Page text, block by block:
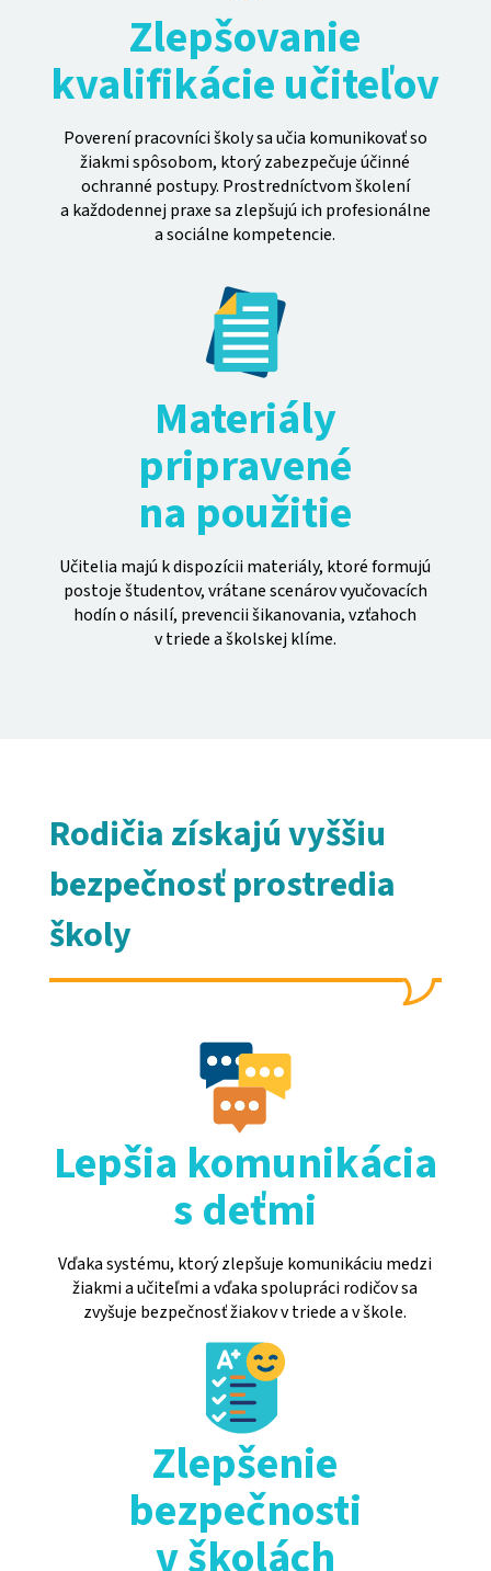
Zlepšovanie
kvalifikácie učiteľov
Poverení pracovníci školy sa učia komunikovať so
žiakmi spôsobom, ktorý zabezpečuje účinné
ochranné postupy. Prostredníctvom školení
a každodennej praxe sa zlepšujú ich profesionálne
a sociálne kompetencie.
Materiály
pripravené
na použitie
Učitelia majú k dispozícii materiály, ktoré formujú
postoje študentov, vrátane scenárov vyučovacích
hodín o násilí, prevencii šikanovania, vzťahoch
v triede a školskej klíme.
Rodičia získajú vyššiu
bezpečnosť prostredia
školy
Lepšia komunikácia
s deťmi
Vďaka systému, ktorý zlepšuje komunikáciu medzi
žiakmi a učiteľmi a vďaka spolupráci rodičov sa
zvyšuje bezpečnosť žiakov v triede a v škole.
Zlepšenie
bezpečnosti
v školách